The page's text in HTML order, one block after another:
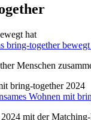
bring-together
Menschen
Wohnen mit
mit der